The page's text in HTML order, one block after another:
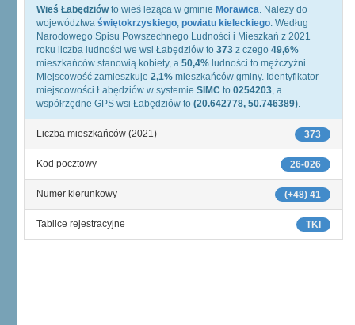
Wieś Łabędziówto wieś leżąca w gminie Morawica. Należy do
województwa świętokrzyskiego, powiatu kieleckiego. Według
Narodowego Spisu Powszechnego Ludności i Mieszkań z 2021
roku liczba ludności we wsi Łabędziów to 373 z czego 49,6%
mieszkańców stanowią kobiety, a 50,4% ludności to mężczyźni.
Miejscowość zamieszkuje 2,1% mieszkańców gminy. Identyfikator
miejscowości Łabędziów w systemie SIMC to 0254203, a
współrzędne GPS wsi Łabędziów to (20.642778, 50.746389).
373
Liczba mieszkańców (2021)
26-026
Kod pocztowy
(+48) 41
Numer kierunkowy
TKI
Tablice rejestracyjne